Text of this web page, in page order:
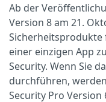
Ab der
Version 8 am 21.
Sicherheitsprodukte
einer einzigen App
Security. Wenn Sie
durchführen,
Security Pro Version